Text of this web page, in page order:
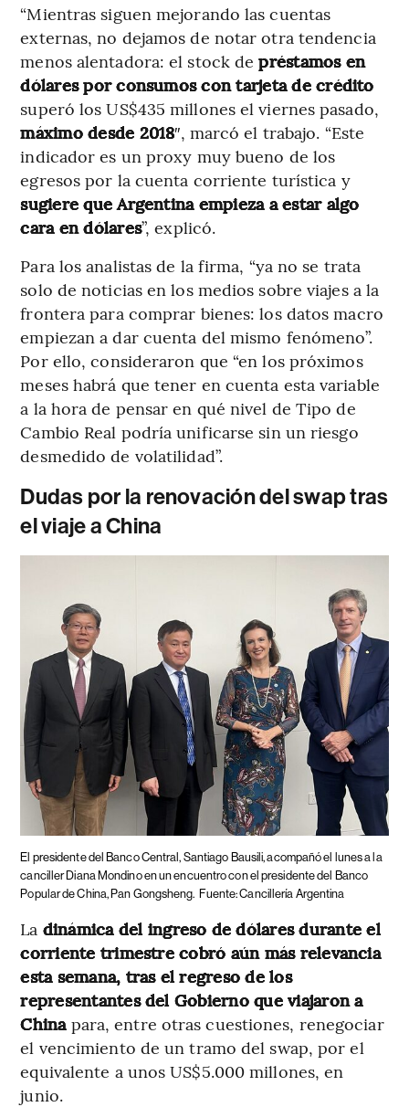
“Mientras siguen mejorando las cuentas
externas, no dejamos de notar otra tendencia
menos alentadora: el stock depréstamos en
dólares por consumos con tarjeta de crédito
superó los US$435 millones el viernes pasado,
máximo desde 2018″, marcó el trabajo. “Este
indicador es un proxy muy bueno de los
egresos por la cuenta corriente turística y
sugiere que Argentina empieza a estar algo
cara en dólares”, explicó.
Para los analistas de la firma, “ya no se trata
solo de noticias en los medios sobre viajes a la
frontera para comprar bienes: los datos macro
empiezan a dar cuenta del mismo fenómeno”.
Por ello, consideraron que “en los próximos
meses habrá que tener en cuenta esta variable
a la hora de pensar en qué nivel de Tipo de
Cambio Real podría unificarse sin un riesgo
desmedido de volatilidad”.
Dudas por la renovación del swap tras
el viaje a China
El presidente del Banco Central, Santiago Bausili, acompañó el lunes a la
canciller Diana Mondino en un encuentro con el presidente del Banco
Popular de China, Pan Gongsheng. Fuente: Cancillería Argentina
La dinámica del ingreso de dólares durante el
corriente trimestre cobró aún más relevancia
esta semana, tras el regreso de los
representantes del Gobierno que viajaron a
Chinapara, entre otras cuestiones, renegociar
el vencimiento de un tramo del swap, por el
equivalente a unos US$5.000 millones, en
junio.